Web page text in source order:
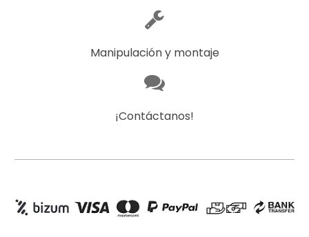
Manipulación y montaje
¡Contáctanos!